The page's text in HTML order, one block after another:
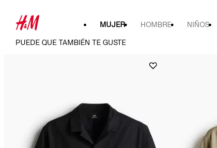
MUJER HOMBRE NIÑOS
PUEDE QUE TAMBIÉN TE GUSTE